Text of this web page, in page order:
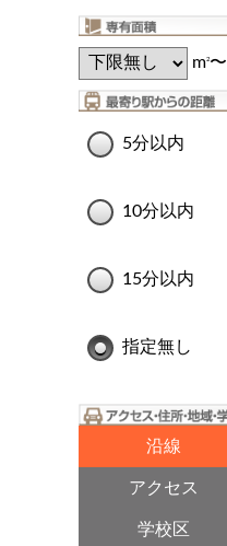
m2〜
5分以内
10分以内
15分以内
指定無し
沿線
アクセス
学校区